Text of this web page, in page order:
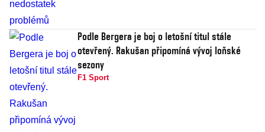
Podle Bergera je boj o letošní titul stále
otevřený. Rakušan připomíná vývoj loňské
sezony
F1 Sport